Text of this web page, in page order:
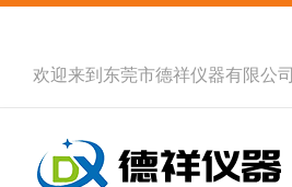
欢迎来到 东莞市德祥仪器有限公司